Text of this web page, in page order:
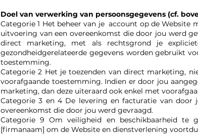
Doel van verwerking van persoonsgegevens (cf.
Categorie 1 Het beheer van je account op de
uitvoering van een overeenkomst die door jou werd
direct marketing, met als rechtsgrond je
gezondheidgerelateerde gegevens worden gebruikt
toestemming.
Categorie 2 Het je toezenden van direct marketing,
voorafgaande toestemming. Indien er door jou
marketing, dan deze uiteraard ook enkel met
Categorie 3 en 4 De levering en facturatie van
overeenkomst die door jou werd gevraagd.
Categorie 9 Om veiligheid en beschikbaarheid te
[firmanaam] om de Website en dienstverlening